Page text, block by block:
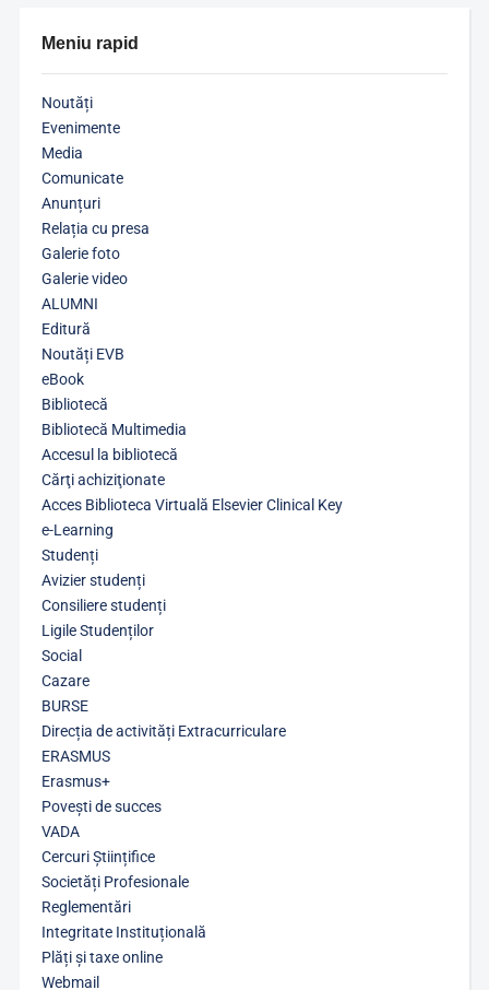
Meniu rapid
Noutăți
Evenimente
Media
Comunicate
Anunțuri
Relația cu presa
Galerie foto
Galerie video
ALUMNI
Editură
Noutăți EVB
eBook
Bibliotecă
Bibliotecă Multimedia
Accesul la bibliotecă
Cărţi achiziţionate
Acces Biblioteca Virtuală Elsevier Clinical Key
e-Learning
Studenți
Avizier studenți
Consiliere studenți
Ligile Studenților
Social
Cazare
BURSE
Direcția de activități Extracurriculare
ERASMUS
Erasmus+
Povești de succes
VADA
Cercuri Științifice
Societăți Profesionale
Reglementări
Integritate Instituțională
Plăți și taxe online
Webmail